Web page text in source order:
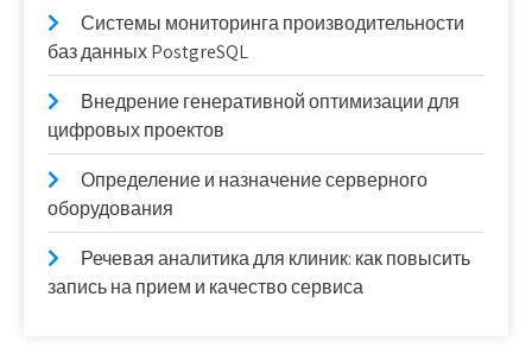
Системы мониторинга производительности
баз данных PostgreSQL
Внедрение генеративной оптимизации для
цифровых проектов
Определение и назначение серверного
оборудования
Речевая аналитика для клиник: как повысить
запись на прием и качество сервиса